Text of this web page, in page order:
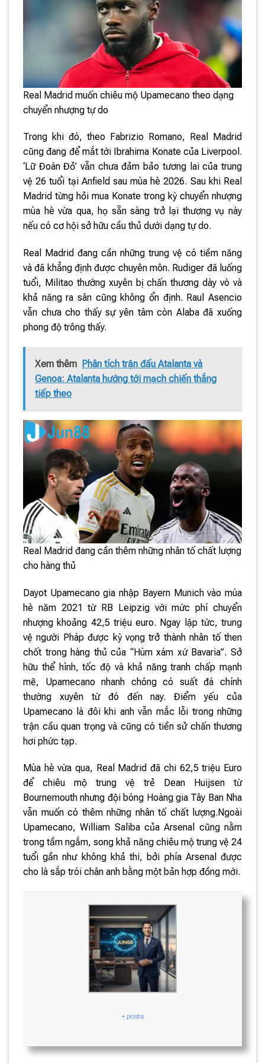
Real Madrid muốn chiêu mộ Upamecano theo dạng
chuyển nhượng tự do
Trong khi đó, theo Fabrizio Romano, Real Madrid
cũng đang để mắt tới Ibrahima Konate của Liverpool.
‘Lữ Đoàn Đỏ’ vẫn chưa đảm bảo tương lai của trung
vệ 26 tuổi tại Anfield sau mùa hè 2026. Sau khi Real
Madrid từng hỏi mua Konate trong kỳ chuyển nhượng
mùa hè vừa qua, họ sẵn sàng trở lại thương vụ này
nếu có cơ hội sở hữu cầu thủ dưới dạng tự do.
Real Madrid đang cần những trung vệ có tiềm năng
và đã khẳng định được chuyên môn. Rudiger đã luống
tuổi, Militao thường xuyên bị chấn thương dày vò và
khả năng ra sân cũng không ổn định. Raul Asencio
vẫn chưa cho thấy sự yên tâm còn Alaba đã xuống
phong độ trông thấy.
Xem thêm Phân tích trận đấu Atalanta và
Genoa: Atalanta hướng tới mạch chiến thắng
tiếp theo
Real Madrid đang cần thêm những nhân tố chất lượng
cho hàng thủ
Dayot Upamecano gia nhập Bayern Munich vào mùa
hè năm 2021 từ RB Leipzig với mức phí chuyển
nhượng khoảng 42,5 triệu euro. Ngay lập tức, trung
vệ người Pháp được kỳ vọng trở thành nhân tố then
chốt trong hàng thủ của “Hùm xám xứ Bavaria”. Sở
hữu thể hình, tốc độ và khả năng tranh chấp mạnh
mẽ, Upamecano nhanh chóng có suất đá chính
thường xuyên từ đó đến nay. Điểm yếu của
Upamecano là đôi khi anh vẫn mắc lỗi trong những
trận cầu quan trọng và cũng có tiền sử chấn thương
hơi phức tạp.
Mùa hè vừa qua, Real Madrid đã chi 62,5 triệu Euro
để chiêu mộ trung vệ trẻ Dean Huijsen từ
Bournemouth nhưng đội bóng Hoàng gia Tây Ban Nha
vẫn muốn có thêm những nhân tố chất lượng.Ngoài
Upamecano, William Saliba của Arsenal cũng nằm
trong tầm ngắm, song khả năng chiêu mộ trung vệ 24
tuổi gần như không khả thi, bởi phía Arsenal được
cho là sắp trói chân anh bằng một bản hợp đồng mới.
+ posts